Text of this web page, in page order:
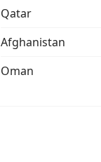
Qatar
Afghanistan
Oman